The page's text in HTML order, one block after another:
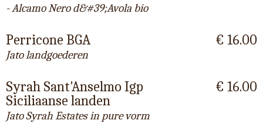
- Alcamo Nero d&#39;Avola bio
Perricone BGA
Jato landgoederen
€ 16.00
Syrah Sant'Anselmo Igp
Siciliaanse landen
Jato Syrah Estates in pure vorm
€ 16.00